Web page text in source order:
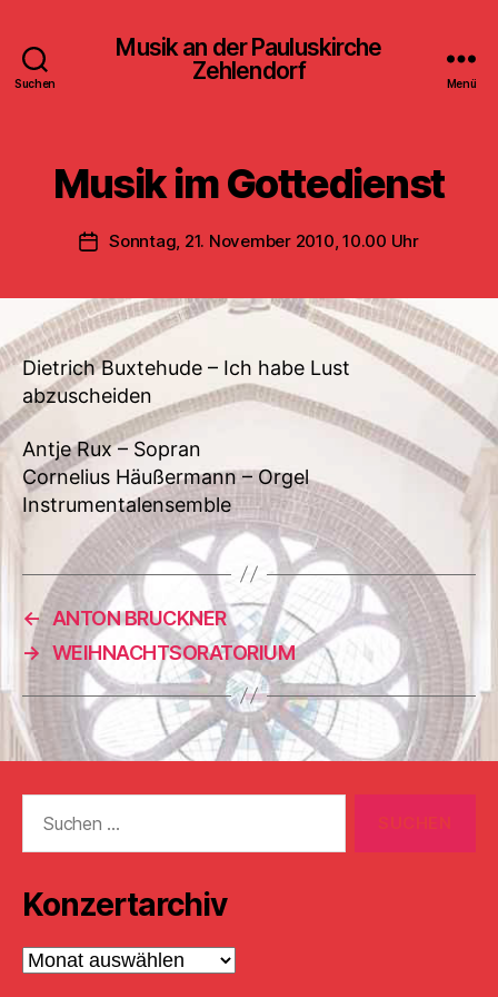
Suchen
Musik an der Pauluskirche
Zehlendorf
Menü
Musik im Gottedienst
Veröffentlichungsdatum
Sonntag, 21. November 2010, 10.00 Uhr
Dietrich Buxtehude – Ich habe Lust
abzuscheiden
Antje Rux – Sopran
Cornelius Häußermann – Orgel
Instrumentalensemble
← ANTON BRUCKNER
→ WEIHNACHTSORATORIUM
nach:
Konzertarchiv
Konzertarchiv